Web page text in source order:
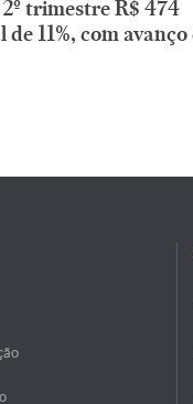
trimestre R$ 474
11%, com avanço